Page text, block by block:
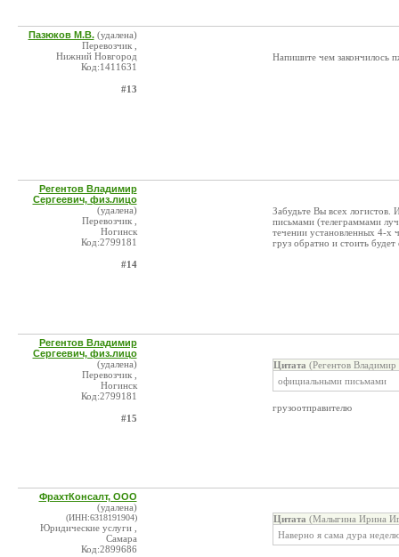
Пазюков М.В. (удалена)
Перевозчик ,
Нижний Новгород
Код:1411631
#13
Напишите чем закончилось
Регентов Владимир
Сергеевич, физ.лицо
(удалена)
Перевозчик ,
Ногинск
Код:2799181
#14
Забудьте Вы всех логистов.
письмами (телеграммами
течении установленных 4-х
груз обратно и стоить
Регентов Владимир
Сергеевич, физ.лицо
(удалена)
Перевозчик ,
Ногинск
Код:2799181
#15
Цитата (Регентов
официальными письмами
грузоотправителю
ФрахтКонсалт, ООО
(удалена)
(ИНН:6318191904)
Юридические услуги ,
Самара
Код:2899686
Цитата (Малыгина Ирина
Наверно я сама дура